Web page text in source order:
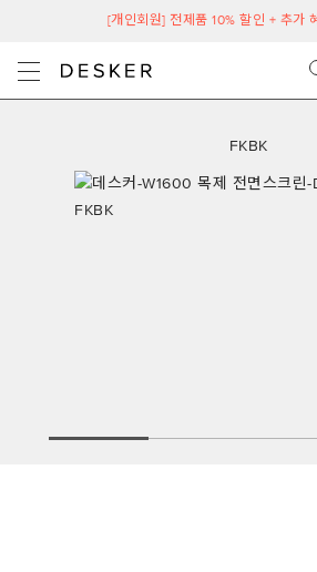
[개인회원] 전제품 10% 할인 + 추가
FKBK